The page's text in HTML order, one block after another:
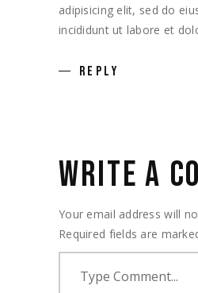
adipisicing elit, sed do
incididunt ut labore et
REPLY
WRITE A
Your email address will
Required fields are